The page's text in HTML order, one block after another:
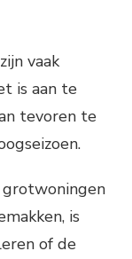
vaak
is aan te
tevoren te
grotwoningen
is
of de